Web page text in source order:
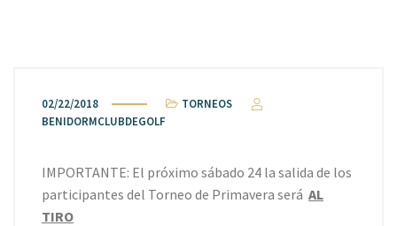
02/22/2018
TORNEOS
BENIDORMCLUBDEGOLF
IMPORTANTE: El próximo sábado 24 la salida de los
participantes del Torneo de Primavera será AL
TIRO